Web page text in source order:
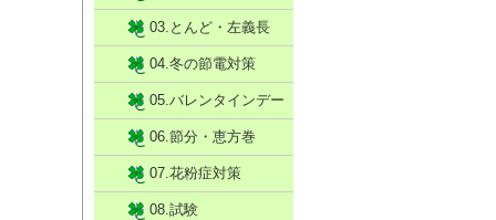
03.とんど・左義長
04.冬の節電対策
05.バレンタインデー
06.節分・恵方巻
07.花粉症対策
08.試験